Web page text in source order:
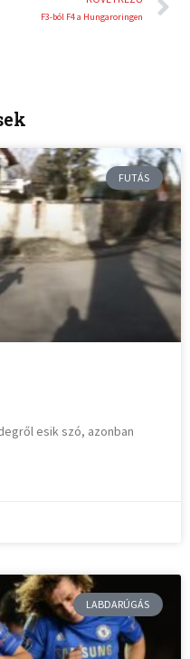
F3-ból F4 a Hungaroringen
FUTÁS
esik szó, azonban
LABDARÚGÁS